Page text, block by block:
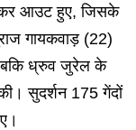
आउट हुए, जिसके
गायकवाड़ (22)
ध्रुव जुरेल के
सुदर्शन 175 गेंदों